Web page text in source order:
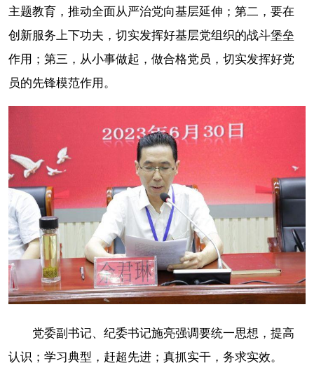
主题教育，推动全面从严治党向基层延伸；第二，要在
创新服务上下功夫，切实发挥好基层党组织的战斗堡垒
作用；第三，从小事做起，做合格党员，切实发挥好党
员的先锋模范作用。
党委副书记、纪委书记施亮强调要统一思想，提高
认识；学习典型，赶超先进；真抓实干，务求实效。